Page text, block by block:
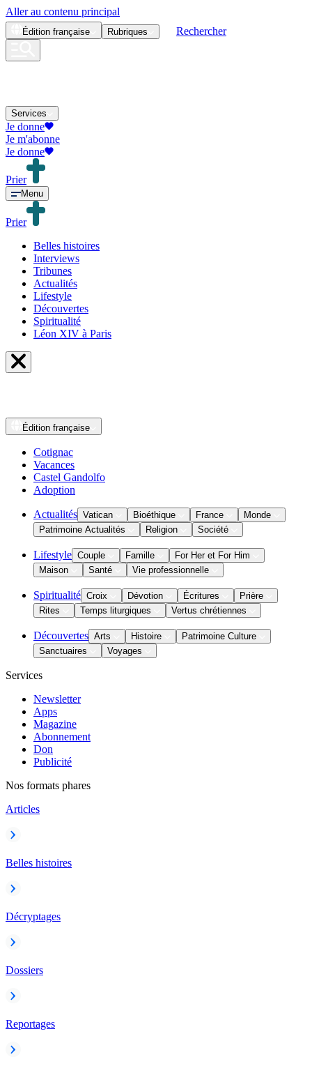
Aller au contenu principal
Édition française Rubriques Rechercher
Services
Je donne
Je m'abonne
Je donne
Prier
Menu
Prier
Belles histoires
Interviews
Tribunes
Actualités
Lifestyle
Découvertes
Spiritualité
Léon XIV à Paris
Édition française
Cotignac
Vacances
Castel Gandolfo
Adoption
Actualités Vatican Bioéthique France
Monde
Patrimoine Actualités
Religion Société
Lifestyle Couple Famille
For Her et For Him
Maison
Santé Vie professionnelle
Spiritualité Croix Dévotion Écritures
Prière
Rites
Temps liturgiques Vertus chrétiennes
Découvertes Arts Histoire
Patrimoine Culture
Sanctuaires
Voyages
Services
Newsletter
Apps
Magazine
Abonnement
Don
Publicité
Nos formats phares
Articles
Belles histoires
Décryptages
Dossiers
Reportages